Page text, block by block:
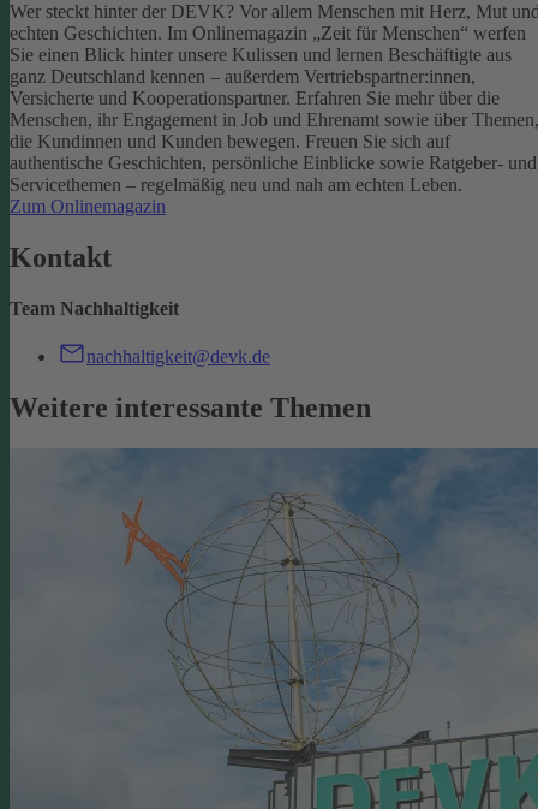
Wer steckt hinter der DEVK? Vor allem Menschen mit Herz, Mut
echten Geschichten. Im Onlinemagazin „Zeit für Menschen“ werfen
Sie einen Blick hinter unsere Kulissen und lernen Beschäftigte aus
ganz Deutschland kennen – außerdem Vertriebspartner:innen,
Versicherte und Kooperationspartner. Erfahren Sie mehr über die
Menschen, ihr Engagement in Job und Ehrenamt sowie über Themen,
die Kundinnen und Kunden bewegen. Freuen Sie sich auf
authentische Geschichten, persönliche Einblicke sowie Ratgeber- und
Servicethemen – regelmäßig neu und nah am echten Leben.
Zum Onlinemagazin
Kontakt
Team Nachhaltigkeit
nachhaltigkeit@devk.de
Weitere interessante Themen